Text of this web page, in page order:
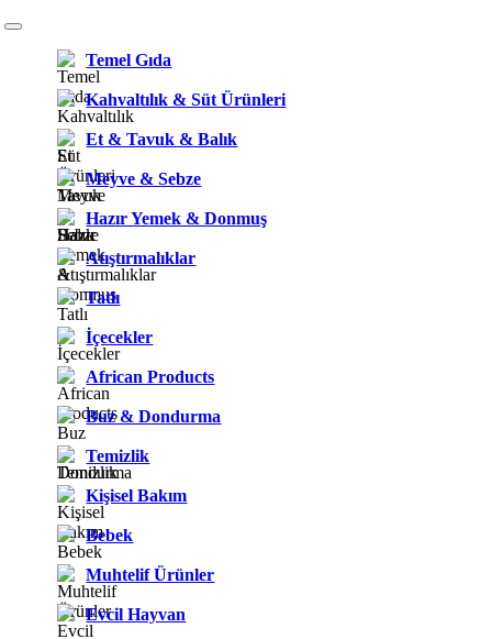
Temel Gıda
Kahvaltılık & Süt Ürünleri
Et & Tavuk & Balık
Meyve & Sebze
Hazır Yemek & Donmuş
Atıştırmalıklar
Tatlı
İçecekler
African Products
Buz & Dondurma
Temizlik
Kişisel Bakım
Bebek
Muhtelif Ürünler
Evcil Hayvan